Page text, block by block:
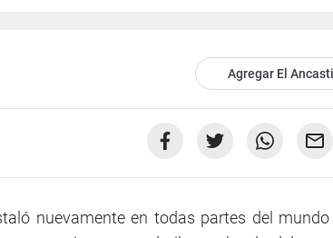
Agregar El
nuevamente en todas partes del